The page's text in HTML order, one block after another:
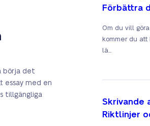
börja det
essay med en
tillgängliga
Förbättra
Om du vill
kommer du
lä...
Skrivande
Riktlinjer